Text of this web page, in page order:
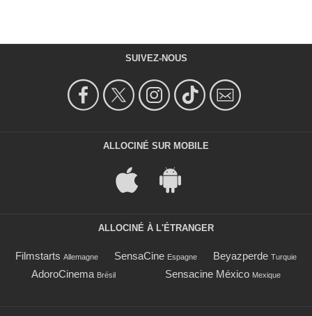
SUIVEZ-NOUS
ALLOCINÉ SUR MOBILE
ALLOCINÉ À L'ÉTRANGER
Filmstarts Allemagne SensaCine Espagne Beyazperde Turquie
AdoroCinema Brésil Sensacine México Mexique